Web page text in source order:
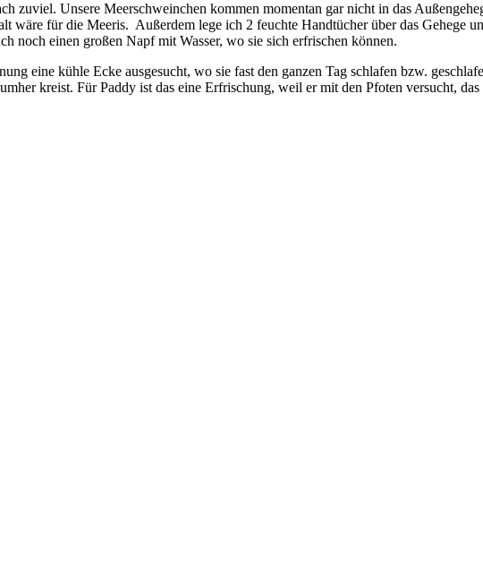
zuviel. Unsere Meerschweinchen kommen momentan gar nicht in das
für die Meeris. Außerdem lege ich 2 feuchte Handtücher über das Gehege
noch einen großen Napf mit Wasser, wo sie sich erfrischen können.
eine kühle Ecke ausgesucht, wo sie fast den ganzen Tag schlafen bzw.
umher kreist. Für Paddy ist das eine Erfrischung, weil er mit den Pfoten versucht,